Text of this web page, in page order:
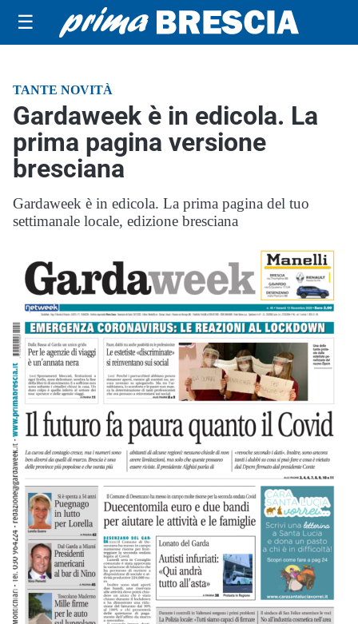
☰
TANTE NOVITÀ
Gardaweek è in edicola. La
prima pagina versione
bresciana
Gardaweek è in edicola. La prima pagina del tuo
settimanale locale, edizione bresciana